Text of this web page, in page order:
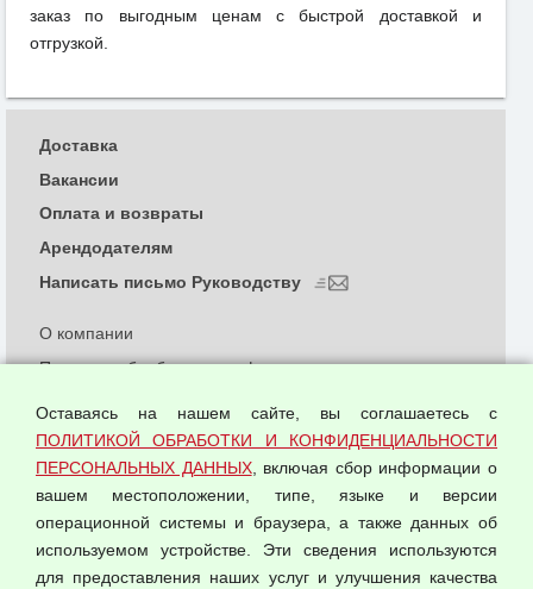
заказ по выгодным ценам с быстрой доставкой и
отгрузкой.
О компании
Политика обработки и конфиденциальности
Согласием на обработку персональных данных
Оферта оптовой купли-продажи
Публичная оферта
Доставка
Вакансии
Оплата и возвраты
Арендодателям
Написать письмо Руководству
Оставаясь на нашем сайте, вы соглашаетесь с
ПОЛИТИКОЙ ОБРАБОТКИ И КОНФИДЕНЦИАЛЬНОСТИ
ПЕРСОНАЛЬНЫХ ДАННЫХ, включая сбор информации о
вашем местоположении, типе, языке и версии
операционной системы и браузера, а также данных об
используемом устройстве. Эти сведения используются
для предоставления наших услуг и улучшения качества